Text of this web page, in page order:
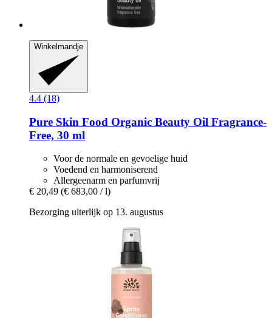
Winkelmandje
4.4 (18)
Pure Skin Food Organic Beauty Oil Fragrance-​
Free, 30 ml
Voor de normale en gevoelige huid
Voedend en harmoniserend
Allergeenarm en parfumvrij
€ 20,49 (€ 683,00 / l)
Bezorging uiterlijk op 13. augustus